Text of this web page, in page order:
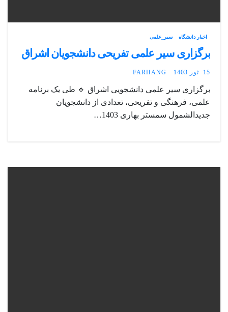
اخبار دانشگاه سیر_علمی
برگزاری سیر علمی تفریحی دانشجویان اشراق
15 ثور 1403 FARHANG
برگزاری سیر علمی دانشجویی اشراق 🔹 طی یک برنامه
علمی، فرهنگی و تفریحی، تعدادی از دانشجویان
جدیدالشمول سمستر بهاری 1403…